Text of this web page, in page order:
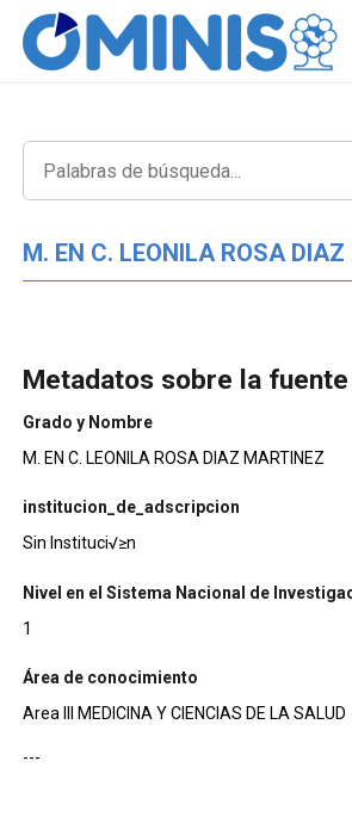
M. EN C. LEONILA ROSA
Metadatos sobre la fuente
Grado y Nombre
M. EN C. LEONILA ROSA DIAZ MARTINEZ
institucion_de_adscripcion
Sin Instituci√≥n
Nivel en el Sistema Nacional de
1
Área de conocimiento
Area III MEDICINA Y CIENCIAS DE LA SALUD
---